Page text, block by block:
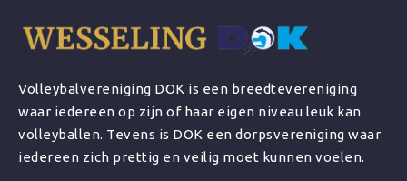
Volleybalvereniging DOK is een breedtevereniging
waar iedereen op zijn of haar eigen niveau leuk kan
volleyballen. Tevens is DOK een dorpsvereniging waar
iedereen zich prettig en veilig moet kunnen voelen.